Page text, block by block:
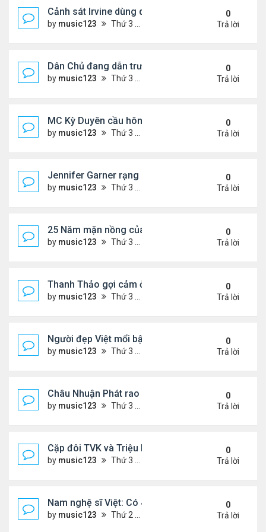
Cảnh sát Irvine dùng drone bắt kẻ trộm trong
by music123 Thứ 3 Tháng 8 04, 2026 6:20 pm
0
Trả lời
Dân Chủ đang dẫn trước Cộng Hòa trong các
by music123 Thứ 3 Tháng 8 04, 2026 6:17 pm
0
Trả lời
MC Kỳ Duyên cầu hôn lại chồng cũ
by music123 Thứ 3 Tháng 8 04, 2026 6:12 pm
0
Trả lời
Jennifer Garner rạng rỡ bên bạn trai kém 6 tuổi
by music123 Thứ 3 Tháng 8 04, 2026 6:06 pm
0
Trả lời
25 Năm mặn nồng của 'Điệp viên 007'
by music123 Thứ 3 Tháng 8 04, 2026 5:57 pm
0
Trả lời
Thanh Thảo gợi cảm ở tuổi 49
by music123 Thứ 3 Tháng 8 04, 2026 5:52 pm
0
Trả lời
Người đẹp Việt mổi bật giữa dàn sao châu Á
by music123 Thứ 3 Tháng 8 04, 2026 5:45 pm
0
Trả lời
Châu Nhuận Phát rao bán tài sản
by music123 Thứ 3 Tháng 8 04, 2026 5:36 pm
0
Trả lời
Cặp đôi TVK và Triệu Mẫn được yêu thích nhất
by music123 Thứ 3 Tháng 8 04, 2026 5:05 pm
0
Trả lời
Nam nghệ sĩ Việt: Có 4 nhà ở Pháp, sống gần
by music123 Thứ 2 Tháng 8 03, 2026 7:23 pm
0
Trả lời